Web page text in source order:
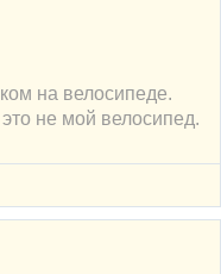
на велосипеде.
не мой велосипед.